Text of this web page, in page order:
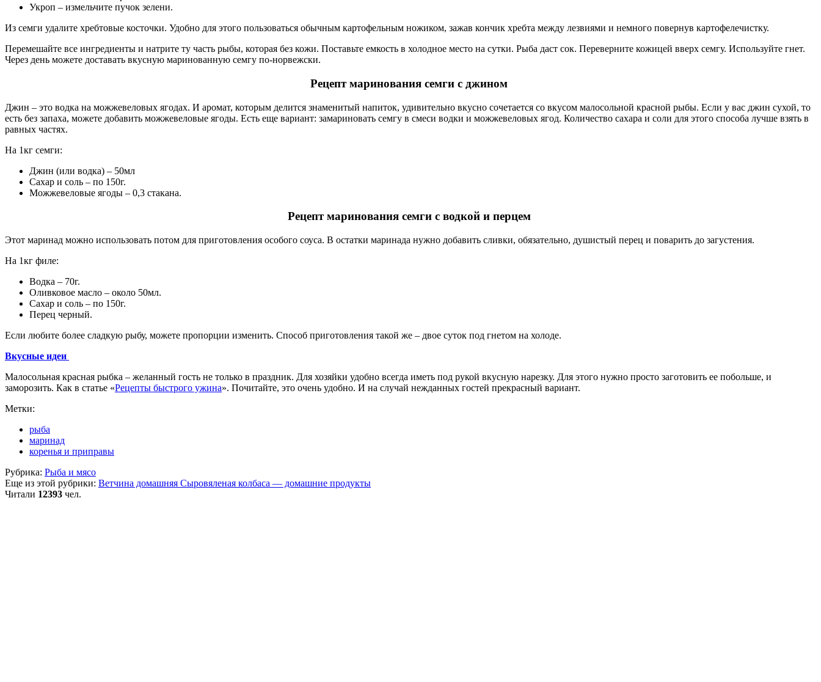
Укроп – измельчите пучок зелени.
Из семги удалите хребтовые косточки. Удобно для этого пользоваться обычным картофельным ножиком, зажав кончик хребта между лезвиями и немного повернув картофелечистку.
Перемешайте все ингредиенты и натрите ту часть рыбы, которая без кожи. Поставьте емкость в холодное место на сутки. Рыба даст сок. Переверните кожицей вверх семгу. Используйте гнет.
Через день можете доставать вкусную маринованную семгу по-норвежски.
Рецепт маринования семги с джином
Джин – это водка на можжевеловых ягодах. И аромат, которым делится знаменитый напиток, удивительно вкусно сочетается со вкусом малосольной красной рыбы. Если у вас джин сухой, то
есть без запаха, можете добавить можжевеловые ягоды. Есть еще вариант: замариновать семгу в смеси водки и можжевеловых ягод. Количество сахара и соли для этого способа лучше взять в
равных частях.
На 1кг семги:
Джин (или водка) – 50мл
Сахар и соль – по 150г.
Можжевеловые ягоды – 0,3 стакана.
Рецепт маринования семги с водкой и перцем
Этот маринад можно использовать потом для приготовления особого соуса. В остатки маринада нужно добавить сливки, обязательно, душистый перец и поварить до загустения.
На 1кг филе:
Водка – 70г.
Оливковое масло – около 50мл.
Сахар и соль – по 150г.
Перец черный.
Если любите более сладкую рыбу, можете пропорции изменить. Способ приготовления такой же – двое суток под гнетом на холоде.
Вкусные идеи
Малосольная красная рыбка – желанный гость не только в праздник. Для хозяйки удобно всегда иметь под рукой вкусную нарезку. Для этого нужно просто заготовить ее побольше, и
заморозить. Как в статье «Рецепты быстрого ужина». Почитайте, это очень удобно. И на случай нежданных гостей прекрасный вариант.
Метки:
рыба
маринад
коренья и приправы
Рубрика: Рыба и мясо
Еще из этой рубрики: Ветчина домашняя Сыровяленая колбаса — домашние продукты
Читали 12393 чел.